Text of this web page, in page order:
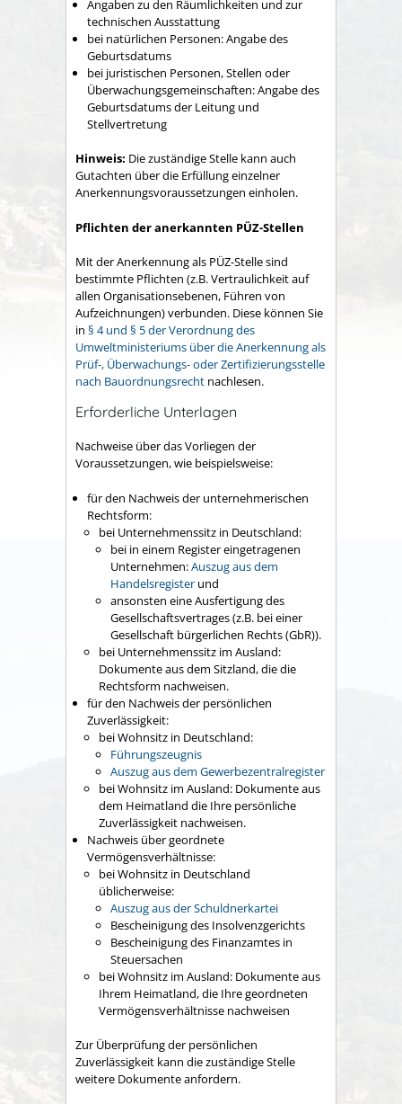
Angaben zu den Räumlichkeiten und zur
technischen Ausstattung
bei natürlichen Personen: Angabe des
Geburtsdatums
bei juristischen Personen, Stellen oder
Überwachungsgemeinschaften: Angabe des
Geburtsdatums der Leitung und
Stellvertretung
Hinweis: Die zuständige Stelle kann auch
Gutachten über die Erfüllung einzelner
Anerkennungsvoraussetzungen einholen.
Pflichten der anerkannten PÜZ-Stellen
Mit der Anerkennung als PÜZ-Stelle sind
bestimmte Pflichten (z.B. Vertraulichkeit auf
allen Organisationsebenen, Führen von
Aufzeichnungen)verbunden. Diese können Sie
in § 4 und § 5 der Verordnung des
Umweltministeriums über die Anerkennung als
Prüf-, Überwachungs- oder Zertifizierungsstelle
nach Bauordnungsrecht nachlesen.
Erforderliche Unterlagen
Nachweise über das Vorliegen der
Voraussetzungen, wie beispielsweise:
für den Nachweis der unternehmerischen
Rechtsform:
bei Unternehmenssitz in Deutschland:
bei in einem Register eingetragenen
Unternehmen:Auszug aus dem
Handelsregister und
ansonsten eine Ausfertigung des
Gesellschaftsvertrages (z.B. bei einer
Gesellschaft bürgerlichen Rechts (GbR)).
bei Unternehmenssitz im Ausland:
Dokumente aus dem Sitzland, die die
Rechtsform nachweisen.
für den Nachweis der persönlichen
Zuverlässigkeit:
bei Wohnsitz in Deutschland:
Führungszeugnis
Auszug aus dem Gewerbezentralregister
bei Wohnsitz im Ausland: Dokumente aus
dem Heimatland die Ihre persönliche
Zuverlässigkeit nachweisen.
Nachweis über geordnete
Vermögensverhältnisse:
bei Wohnsitz in Deutschland
üblicherweise:
Auszug aus der Schuldnerkartei
Bescheinigung des Insolvenzgerichts
Bescheinigung des Finanzamtes in
Steuersachen
bei Wohnsitz im Ausland: Dokumente aus
Ihrem Heimatland, die Ihre geordneten
Vermögensverhältnisse nachweisen
Zur Überprüfung der persönlichen
Zuverlässigkeit kann die zuständige Stelle
weitere Dokumente anfordern.